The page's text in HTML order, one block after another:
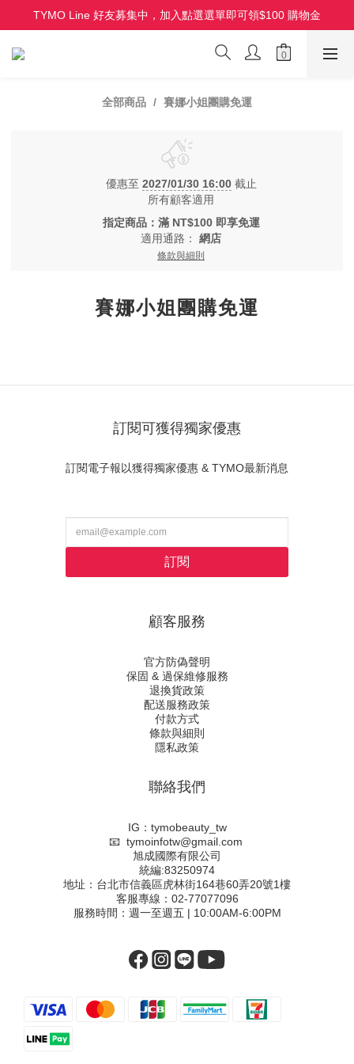
HOLO 3D 水潤離子夾 全新上市 首批限量
TYMO Line 好友募集中，加入點選選單即可領$100 購物金
HOLO 3D 水潤離子夾 全新上市 首批限量
全部商品 賽娜小姐團購免運
優惠至 2027/01/30 16:00截止
所有顧客適用
指定商品：滿 NT$100 即享免運
適用通路： 網店
條款與細則
賽娜小姐團購免運
訂閱可獲得獨家優惠
訂閱電子報以獲得獨家優惠 & TYMO最新消息
訂閱
顧客服務
官方防偽聲明
保固 & 過保維修服務
退換貨政策
配送服務政策
付款方式
條款與細則
隱私政策
聯絡我們
IG：tymobeauty_tw
📧 tymoinfotw@gmail.com
旭成國際有限公司
統編:83250974
地址：台北市信義區虎林街164巷60弄20號1樓
客服專線：02-77077096
服務時間：週一至週五 | 10:00AM-6:00PM